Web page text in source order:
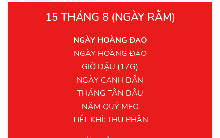
15 THÁNG 8 (NGÀY RẰM)
NGÀY HOÀNG ĐẠO
NGÀY HOÀNG ĐẠO
GIỜ DẬU (17G)
NGÀY CANH DẦN
THÁNG TÂN DẬU
NĂM QUÝ MẸO
TIẾT KHÍ: THU PHÂN